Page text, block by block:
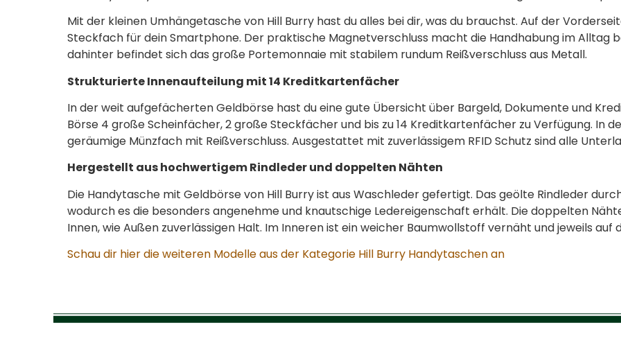
Mit der kleinen Umhängetasche von Hill Burry hast du alles bei dir, was du brauchst. Auf der
Steckfach für dein Smartphone. Der praktische Magnetverschluss macht die Handhabung im Alltag
dahinter befindet sich das große Portemonnaie mit stabilem rundum Reißverschluss aus Metall.
Strukturierte Innenaufteilung mit 14 Kreditkartenfächer
In der weit aufgefächerten Geldbörse hast du eine gute Übersicht über Bargeld, Dokumente und
Börse 4 große Scheinfächer, 2 große Steckfächer und bis zu 14 Kreditkartenfächer zu Verfügung. In
geräumige Münzfach mit Reißverschluss. Ausgestattet mit zuverlässigem RFID Schutz sind alle
Hergestellt aus hochwertigem Rindleder und doppelten Nähten
Die Handytasche mit Geldbörse von Hill Burry ist aus Waschleder gefertigt. Das geölte Rindleder
wodurch es die besonders angenehme und knautschige Ledereigenschaft erhält. Die doppelten
Innen, wie Außen zuverlässigen Halt. Im Inneren ist ein weicher Baumwollstoff vernäht und jeweils auf
Schau dir hier die weiteren Modelle aus der Kategorie Hill Burry Handytaschen an